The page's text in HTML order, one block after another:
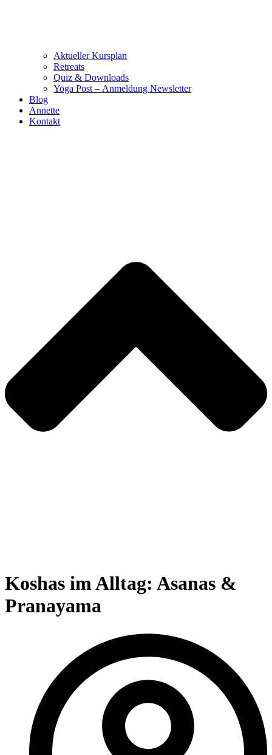
Aktueller Kursplan
Retreats
Quiz & Downloads
Yoga Post – Anmeldung Newsletter
Blog
Annette
Kontakt
Koshas im Alltag: Asanas &
Pranayama